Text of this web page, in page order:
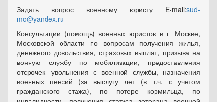
Задать вопрос военному юристу E-mail:sud-
mo@yandex.ru
Консультации (помощь) военных юристов в г. Москве,
Московской области по вопросам получения жилья,
денежного довольствия, страховых выплат, призыва на
вонную службу по мобилизации, предоставления
отсрочек, увольнения с военной службы, назначения
военных пенсий (за выслугу лет (в т.ч. с учетом
гражданского стажа), по потере кормильца, по